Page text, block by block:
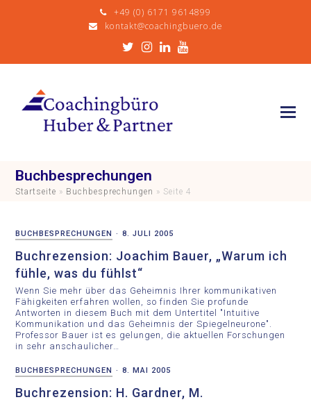
+49 (0) 6171 9614899
kontakt@coachingbuero.de
Twitter
Instagram
LinkedIn
Buchbesprechungen
Startseite » Buchbesprechungen » Seite 4
BUCHBESPRECHUNGEN · 8. JULI 2005
Buchrezension: Joachim Bauer, „Warum ich
fühle, was du fühlst“
Wenn Sie mehr über das Geheimnis Ihrer kommunikativen
Fähigkeiten erfahren wollen, so finden Sie profunde
Antworten in diesem Buch mit dem Untertitel "Intuitive
Kommunikation und das Geheimnis der Spiegelneurone".
Professor Bauer ist es gelungen, die aktuellen Forschungen
in sehr anschaulicher…
BUCHBESPRECHUNGEN · 8. MAI 2005
Buchrezension: H. Gardner, M.